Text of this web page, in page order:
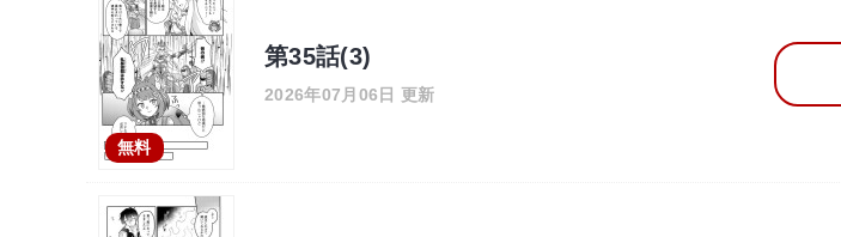
無料
第35話(3)
2026年07月06日 更新